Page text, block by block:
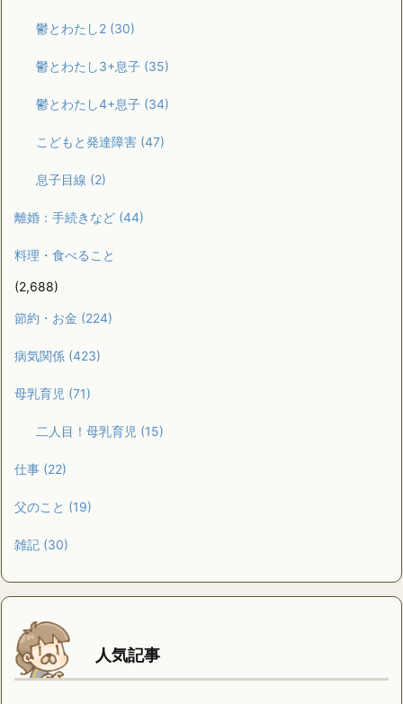
鬱とわたし2 (30)
鬱とわたし3+息子 (35)
鬱とわたし4+息子 (34)
こどもと発達障害 (47)
息子目線 (2)
離婚：手続きなど (44)
料理・食べること
(2,688)
節約・お金 (224)
病気関係 (423)
母乳育児 (71)
二人目！母乳育児 (15)
仕事 (22)
父のこと (19)
雑記 (30)
人気記事